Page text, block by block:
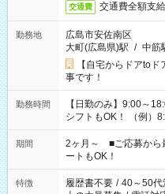
交通費 交通費全額支給
勤務地
広島市安佐南区
大町(広島県)駅 / 中筋
【自宅からドアto
事です！
勤務時間
【日勤のみ】9:00～18:00（休憩60
シフトもOK！ （例
「家族とお休みを合わ
たい」 「できれば残
えてくださいね。 ※Wワーク希望の方へ 今ご覧のお仕事で希望
する勤務時間と、もう
間を超える場合は応募
期間
2ヶ月～ ■ご応募から
ートもOK！
特徴 履歴書不要 / 40～50代